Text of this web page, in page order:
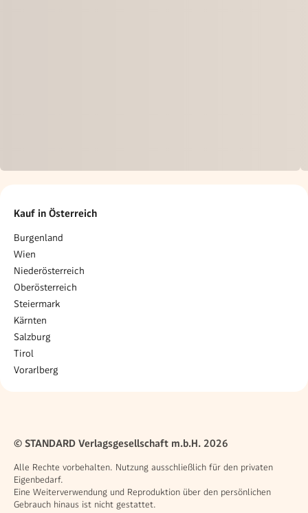
Kauf in Österreich
Burgenland
Wien
Niederösterreich
Oberösterreich
Steiermark
Kärnten
Salzburg
Tirol
Vorarlberg
© STANDARD Verlagsgesellschaft m.b.H. 2026
Alle Rechte vorbehalten. Nutzung ausschließlich für den privaten
Eigenbedarf.
Eine Weiterverwendung und Reproduktion über den persönlichen
Gebrauch hinaus ist nicht gestattet.